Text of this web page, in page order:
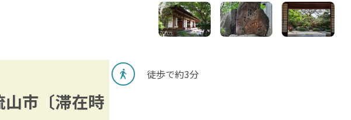
市〔滞在時
徒歩で約3分